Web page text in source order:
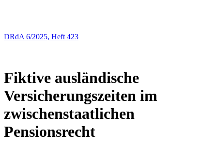
DRdA 6/2025, Heft 423
Fiktive ausländische
Versicherungszeiten im
zwischenstaatlichen
Pensionsrecht